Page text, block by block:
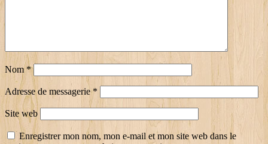
Nom *
Adresse de messagerie*
Site web
Enregistrer mon nom, mon e-mail et mon site web dans le